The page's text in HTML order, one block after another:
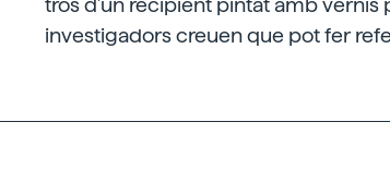
investigadors creuen que pot fer